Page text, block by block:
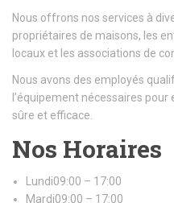
Nous offrons nos services à
propriétaires de maisons, les
locaux et les associations de
Nous avons des employés
l’équipement nécessaires
sûre et efficace.
Nos Horaires
Lundi09:00 – 17:00
Mardi09:00 – 17:00